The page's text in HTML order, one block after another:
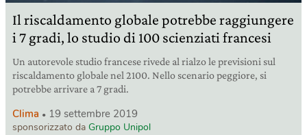
Il riscaldamento globale potrebbe raggiungere
i 7 gradi, lo studio di 100 scienziati francesi
Un autorevole studio francese rivede al rialzo le previsioni sul
riscaldamento globale nel 2100. Nello scenario peggiore, si
potrebbe arrivare a 7 gradi.
Clima 19 settembre 2019
sponsorizzato da Gruppo Unipol